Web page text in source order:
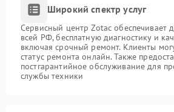
Широкий спектр услуг
Сервисный центр Zotac обеспечивает
всей РФ, бесплатную диагностику и
включая срочный ремонт. Клиенты
статус ремонта онлайн. Также
постгарантийное обслуживание для
службы техники